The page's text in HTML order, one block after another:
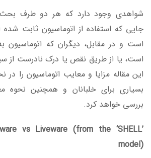
شواهدی وجود دارد که هر دو طرف بحث
جایی که استفاده از اتوماسیون ثابت
است و در مقابل، دیگران که
است، یا از طریق نقص یا درک نادرست از
این مقاله مزایا و معایب اتوماسیون را در
بسیاری برای خلبانان و همچنین نحوه
بررسی خواهد کرد.
vs Liveware (from the ‘SHELL’
model)